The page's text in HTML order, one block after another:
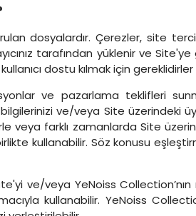
dosyalardır. Çerezler, site
tarafından yüklenir ve
dostu kılmak için
ve pazarlama teklifleri
ve/veya Site üzerindeki
veya farklı zamanlarda Site
kullanabilir. Söz konusu
ve/veya YeNoiss
kullanabilir. YeNoiss